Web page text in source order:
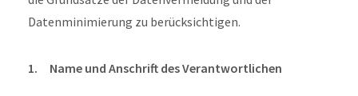
Datenminimierung zu berücksichtigen.
1. Name und Anschrift des Verantwortlichen